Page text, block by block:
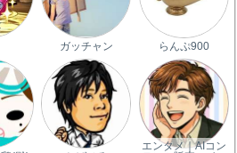
ガッチャン らんぷ900
エンタメ｜AIコン